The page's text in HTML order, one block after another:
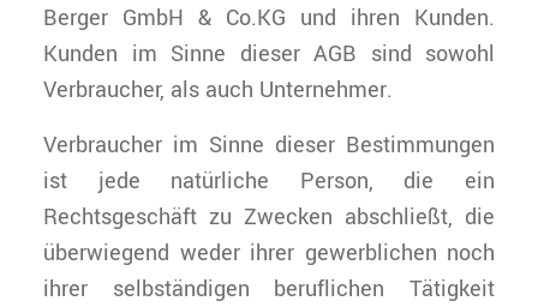
Berger GmbH & Co.KG und ihren Kunden.
Kunden im Sinne dieser AGB sind sowohl
Verbraucher, als auch Unternehmer.
Verbraucher im Sinne dieser Bestimmungen
ist jede natürliche Person, die ein
Rechtsgeschäft zu Zwecken abschließt, die
überwiegend weder ihrer gewerblichen noch
ihrer selbständigen beruflichen Tätigkeit